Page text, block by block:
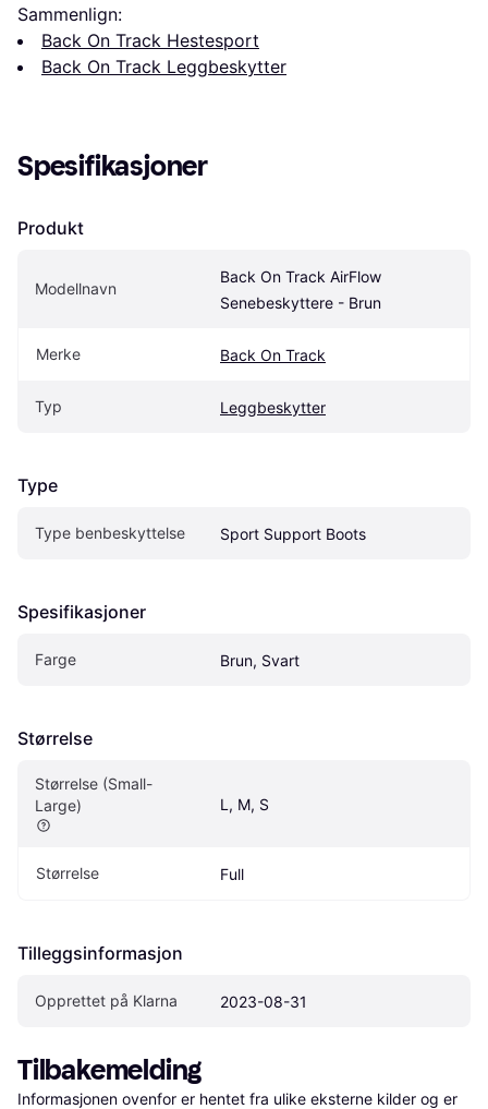
Sammenlign:
Back On Track Hestesport
Back On Track Leggbeskytter
Spesifikasjoner
Produkt
Modellnavn
Back On Track AirFlow
Senebeskyttere - Brun
Merke Back On Track
Typ Leggbeskytter
Type
Type benbeskyttelse Sport Support Boots
Spesifikasjoner
Farge Brun, Svart
Størrelse
Størrelse (Small-
Large)
L, M, S
Størrelse Full
Tilleggsinformasjon
Opprettet på Klarna 2023-08-31
Tilbakemelding
Informasjonen ovenfor er hentet fra ulike eksterne kilder og er